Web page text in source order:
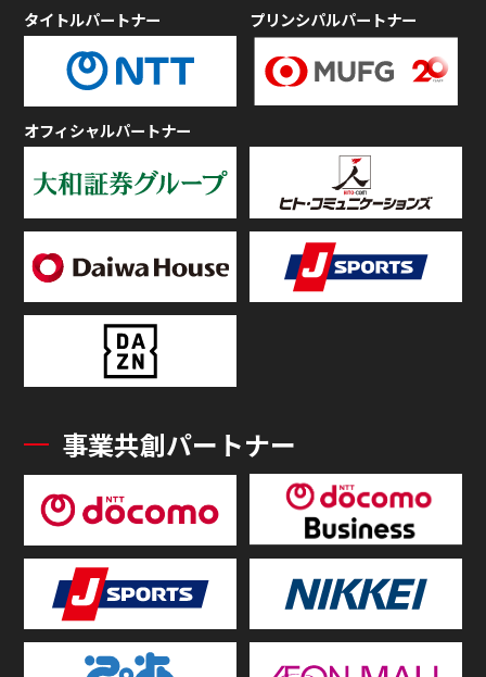
タイトルパートナー プリンシパルパートナー
オフィシャルパートナー
事業共創パートナー